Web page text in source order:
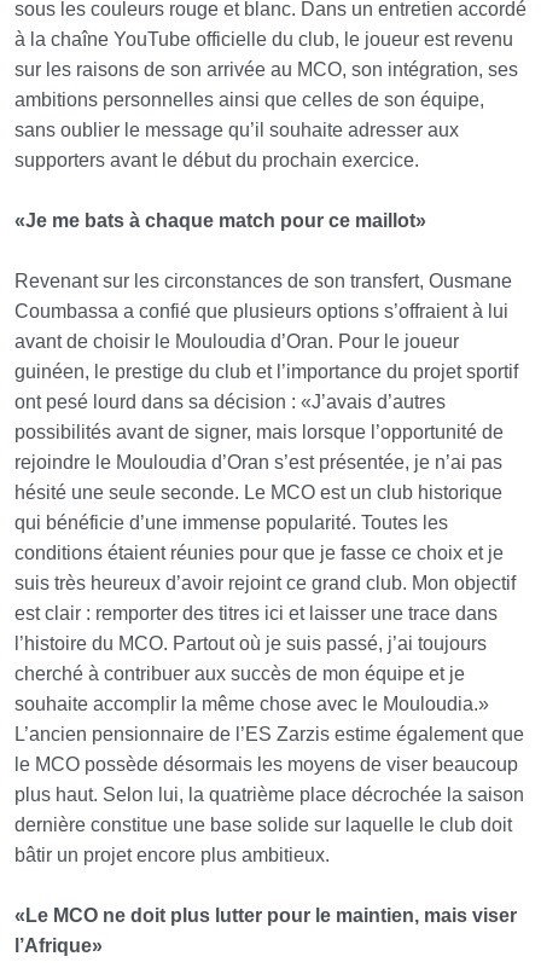
sous les couleurs rouge et blanc. Dans un entretien accordé
à la chaîne YouTube officielle du club, le joueur est revenu
sur les raisons de son arrivée au MCO, son intégration, ses
ambitions personnelles ainsi que celles de son équipe,
sans oublier le message qu’il souhaite adresser aux
supporters avant le début du prochain exercice.
«Je me bats à chaque match pour ce maillot»
Revenant sur les circonstances de son transfert, Ousmane
Coumbassa a confié que plusieurs options s’offraient à lui
avant de choisir le Mouloudia d’Oran. Pour le joueur
guinéen, le prestige du club et l’importance du projet sportif
ont pesé lourd dans sa décision : «J’avais d’autres
possibilités avant de signer, mais lorsque l’opportunité de
rejoindre le Mouloudia d’Oran s’est présentée, je n’ai pas
hésité une seule seconde. Le MCO est un club historique
qui bénéficie d’une immense popularité. Toutes les
conditions étaient réunies pour que je fasse ce choix et je
suis très heureux d’avoir rejoint ce grand club. Mon objectif
est clair : remporter des titres ici et laisser une trace dans
l’histoire du MCO. Partout où je suis passé, j’ai toujours
cherché à contribuer aux succès de mon équipe et je
souhaite accomplir la même chose avec le Mouloudia.»
L’ancien pensionnaire de l’ES Zarzis estime également que
le MCO possède désormais les moyens de viser beaucoup
plus haut. Selon lui, la quatrième place décrochée la saison
dernière constitue une base solide sur laquelle le club doit
bâtir un projet encore plus ambitieux.
«Le MCO ne doit plus lutter pour le maintien, mais viser
l’Afrique»